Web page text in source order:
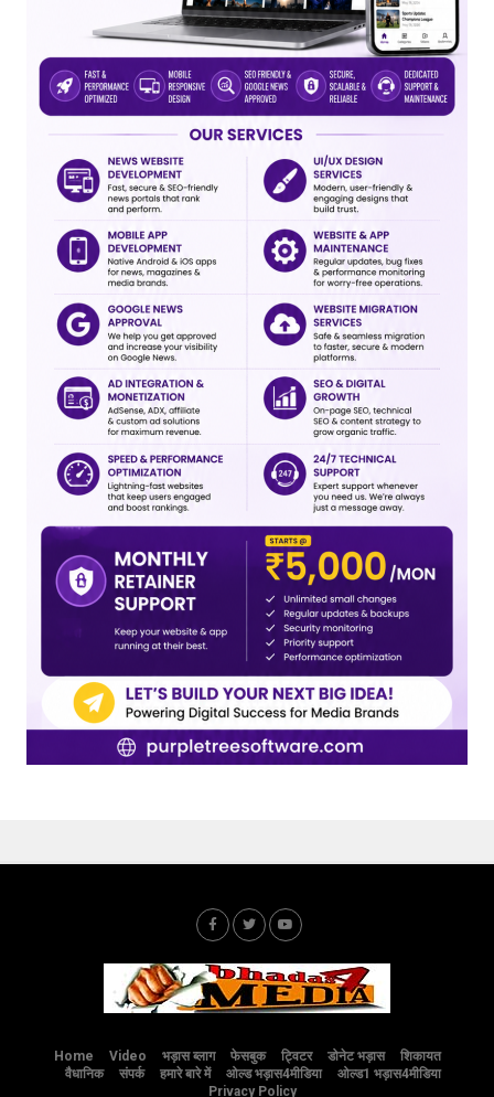
Home Video भड़ास ब्लाग फेसबुक ट्विटर डोनेट भड़ास
शिकायत
वैधानिक
संपर्क हमारे बारे में ओल्ड भड़ास4मीडिया
ओल्ड1 भड़ास4मीडिया
Privacy Policy